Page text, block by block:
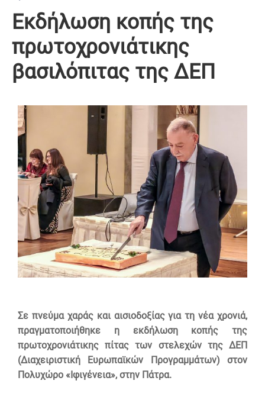
Εκδήλωση κοπής της
πρωτοχρονιάτικης
βασιλόπιτας της ΔΕΠ
Σε πνεύμα χαράς και αισιοδοξίας για τη νέα χρονιά,
πραγματοποιήθηκε η εκδήλωση κοπής της
πρωτοχρονιάτικης πίτας των στελεχών της ΔΕΠ
(Διαχειριστική Ευρωπαϊκών Προγραμμάτων) στον
Πολυχώρο «Ιφιγένεια», στην Πάτρα.